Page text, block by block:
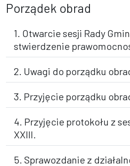
Porządek obrad
1. Otwarcie sesji Rady
stwierdzenie
2. Uwagi do porządku
3. Przyjęcie porządku
4. Przyjęcie protokołu z
XXIII.
5. Sprawozdanie z